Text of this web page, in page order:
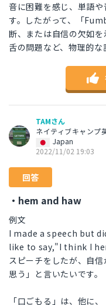
音に困難を感じ、単語
す。したがって、「
断、または自信の欠如
舌の問題など、物理的な
TAMさん
ネイティブキャンプ
Japan
2022/11/02 19:03
回答
・hem and haw
例文
I made a speech but
like to say,"I think I
スピーチをしたが、自
思う」と言いたいです。
「口ごもる」は、他に、